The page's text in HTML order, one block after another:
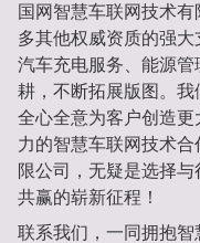
国网智慧车联网技术
多其他权威资质的强
汽车充电服务、能源
耕，不断拓展版图。我
全心全意为客户创造
力的智慧车联网技术
限公司，无疑是选择
共赢的崭新征程！
联系我们，一同拥抱